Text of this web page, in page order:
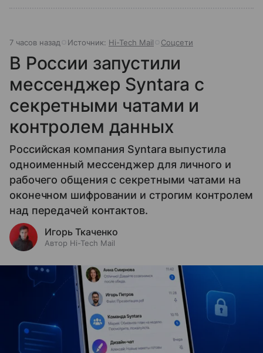
7 часов назад Источник: Hi-Tech Mail Соцсети
В России запустили
мессенджер Syntara с
секретными чатами и
контролем данных
Российская компания Syntara выпустила
одноименный мессенджер для личного и
рабочего общения с секретными чатами на
оконечном шифровании и строгим контролем
над передачей контактов.
Игорь Ткаченко
Автор Hi-Tech Mail